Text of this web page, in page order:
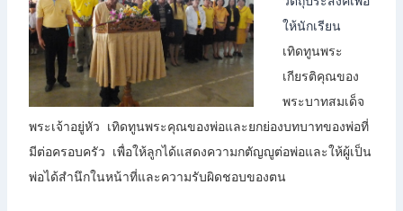
ให้นักเรียน
เทิดทูนพระ
เกียรติคุณของ
พระบาทสมเด็จ
พระเจ้าอยู่หัว เทิดทูนพระคุณของพ่อและยกย่องบทบาทของพ่อที่
มีต่อครอบครัว เพื่อให้ลูกได้แสดงความกตัญญูต่อพ่อและให้ผู้เป็น
พ่อได้สำนึกในหน้าที่และความรับผิดชอบของตน